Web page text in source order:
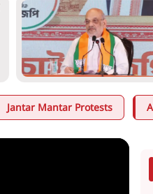
Jantar Mantar Protests